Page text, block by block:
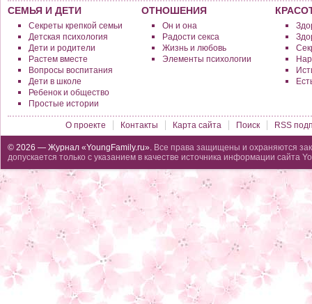
СЕМЬЯ И ДЕТИ
Секреты крепкой семьи
Детская психология
Дети и родители
Растем вместе
Вопросы воспитания
Дети в школе
Ребенок и общество
Простые истории
ОТНОШЕНИЯ
Он и она
Радости секса
Жизнь и любовь
Элементы психологии
О проекте Контакты Карта сайта Поиск RSS
© 2026 — Журнал «YoungFamily.ru». Все права защищены и охраняются
допускается только с указанием в качестве источника информации сайта